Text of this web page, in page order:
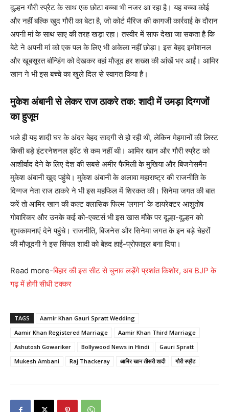
दुल्हन गौरी स्प्रैट के साथ एक छोटा बच्चा भी नजर आ रहा है। यह बच्चा कोई
और नहीं बल्कि खुद गौरी का बेटा है, जो कोर्ट मैरिज की कागजी कार्रवाई के दौरान
अपनी मां के साथ साए की तरह खड़ा रहा। तस्वीर में साफ देखा जा सकता है कि
बेटे ने अपनी मां को एक पल के लिए भी अकेला नहीं छोड़ा। इस बेहद इमोशनल
और खूबसूरत बॉन्डिंग को देखकर वहां मौजूद हर शख्स की आंखें भर आईं। आमिर
खान ने भी इस बच्चे का खुले दिल से स्वागत किया है।
मुकेश अंबानी से लेकर राज ठाकरे तक: शादी में उमड़ा दिग्गजों
का हुजूम
भले ही यह शादी घर के अंदर बेहद सादगी से हो रही थी, लेकिन मेहमानों की लिस्ट
किसी बड़े इंटरनेशनल इवेंट से कम नहीं थी। आमिर खान और गौरी स्प्रैट को
आशीर्वाद देने के लिए देश की सबसे अमीर फैमिली के मुखिया और बिजनेसमैन
मुकेश अंबानी खुद पहुंचे। मुकेश अंबानी के अलावा महाराष्ट्र की राजनीति के
दिग्गज नेता राज ठाकरे ने भी इस महफिल में शिरकत की। सिनेमा जगत की बात
करें तो आमिर खान की कल्ट क्लासिक फिल्म ‘लगान’ के डायरेक्टर आशुतोष
गोवारिकर और उनके कई को-एक्टर्स भी इस खास मौके पर दूल्हा-दुल्हन को
शुभकामनाएं देने पहुंचे। राजनीति, बिजनेस और सिनेमा जगत के इन बड़े चेहरों
की मौजूदगी ने इस सिंपल शादी को बेहद हाई-प्रोफाइल बना दिया।
Read more-बिहार की इस सीट से चुनाव लड़ेंगे प्रशांत किशोर, अब BJP के
गढ़ में होगी सीधी टक्कर
TAGS
Aamir Khan Gauri Spratt Wedding
Aamir Khan Registered Marriage
Aamir Khan Third Marriage
Ashutosh Gowariker
Bollywood News in Hindi
Gauri Spratt
Mukesh Ambani
Raj Thackeray आमिर खान तीसरी शादी गौरी स्प्रैट